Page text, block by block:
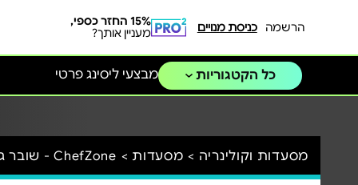
הרשמה כניסת מנויים
15% החזר כספי,
מעניין אותך?
כל הקטגוריות מבצעי ליסינג פרטי
מסעדות וקולינריה > מסעדות > ChefZone - שובר גורמה >